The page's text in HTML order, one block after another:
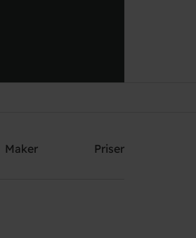
Maker Priser